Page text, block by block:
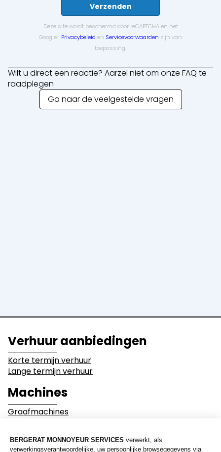
Bouwwerkzaamheden Sloopwerken
Mijnbouw
Wegen en overige
Verzenden
Deze site wordt beschermd door reCAPTCHA en het
Google- Privacybeleid en Servicevoorwaarden zijn van
toepassing.
Wilt u direct een reactie? Aarzel niet om onze FAQ te
raadplegen
Ga naar de veelgestelde vragen
Verhuur aanbiedingen
Korte termijn verhuur
Lange termijn verhuur
Machines
Graafmachines
Graders en Walsen